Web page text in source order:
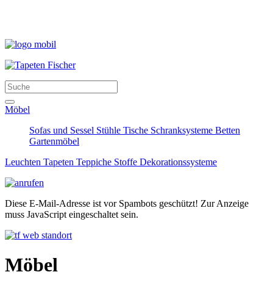
Möbel
Sofas und Sessel Stühle Tische Schranksysteme Betten
Gartenmöbel
Leuchten Tapeten Teppiche Stoffe Dekorationssysteme
Diese E-Mail-Adresse ist vor Spambots geschützt! Zur Anzeige
muss JavaScript eingeschaltet sein.
Möbel